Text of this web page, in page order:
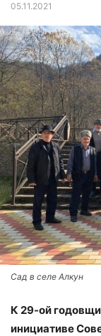
05.11.2021
Сад в селе Алкун
К 29-ой
инициативе